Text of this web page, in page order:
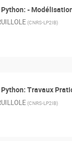
-
(CNRS-LP2IB)
Travaux
(CNRS-LP2IB)